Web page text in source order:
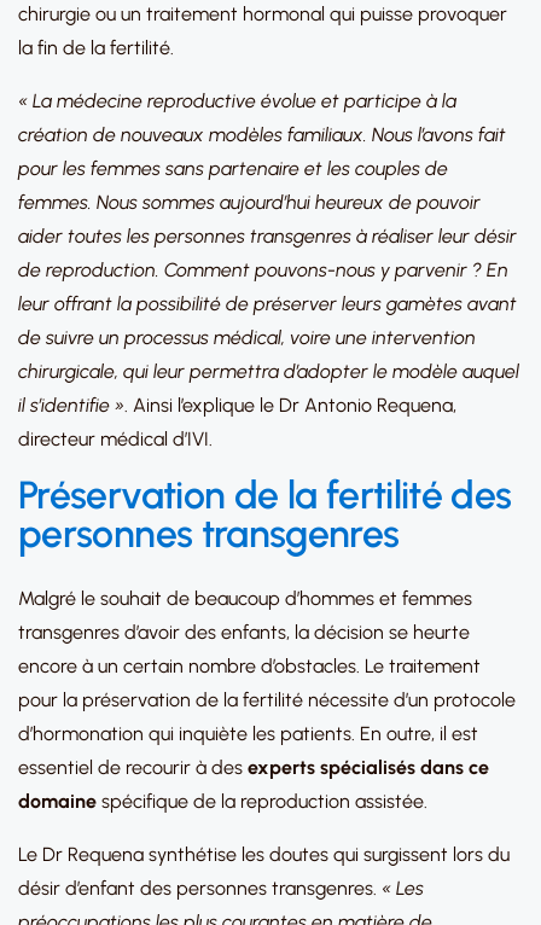
chirurgie ou un traitement hormonal qui puisse provoquer
la fin de la fertilité.
« La médecine reproductive évolue et participe à la
création de nouveaux modèles familiaux. Nous l’avons fait
pour les femmes sans partenaire et les couples de
femmes. Nous sommes aujourd’hui heureux de pouvoir
aider toutes les personnes transgenres à réaliser leur désir
de reproduction. Comment pouvons-nous y parvenir ? En
leur offrant la possibilité de préserver leurs gamètes avant
de suivre un processus médical, voire une intervention
chirurgicale, qui leur permettra d’adopter le modèle auquel
il s’identifie ». Ainsi l’explique le Dr Antonio Requena,
directeur médical d’IVI.
Préservation de la fertilité des
personnes transgenres
Malgré le souhait de beaucoup d’hommes et femmes
transgenres d’avoir des enfants, la décision se heurte
encore à un certain nombre d’obstacles. Le traitement
pour la préservation de la fertilité nécessite d’un protocole
d’hormonation qui inquiète les patients. En outre, il est
essentiel de recourir à des experts spécialisés dans ce
domaine spécifique de la reproduction assistée.
Le Dr Requena synthétise les doutes qui surgissent lors du
désir d’enfant des personnes transgenres. « Les